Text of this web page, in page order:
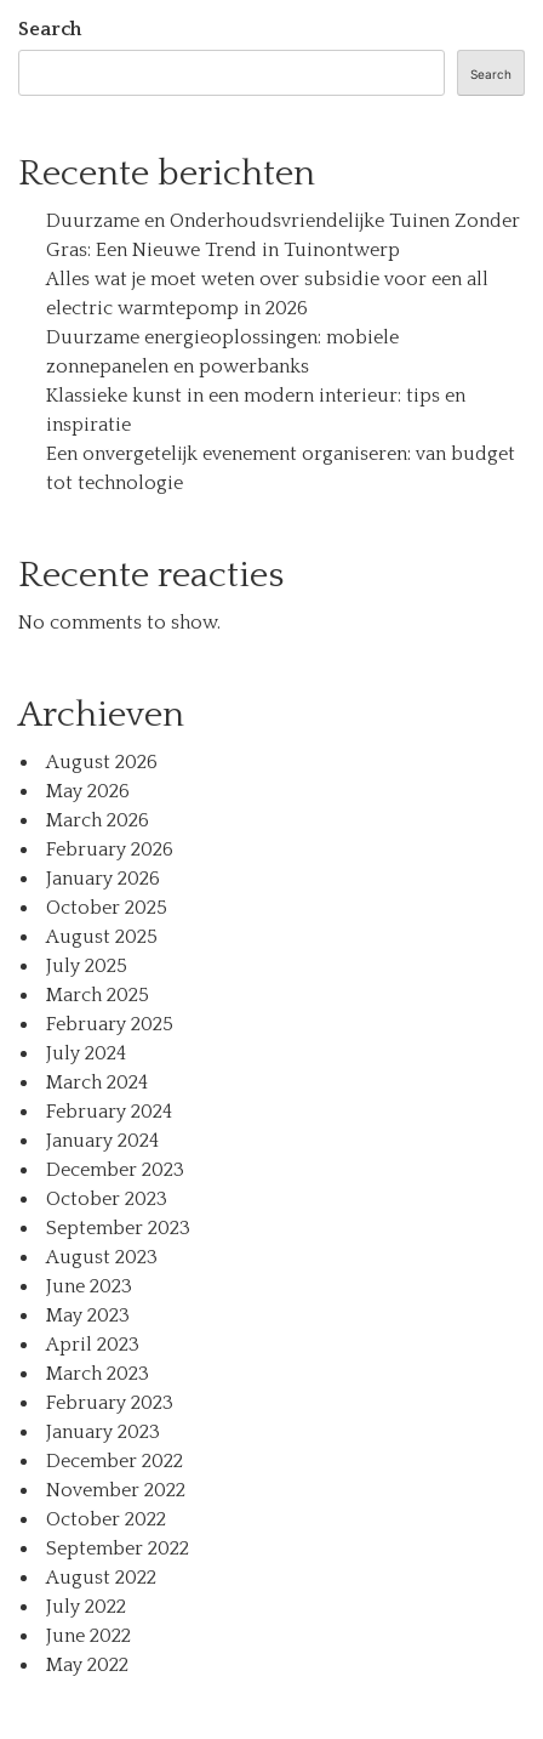
Search
Search
Recente berichten
Duurzame en Onderhoudsvriendelijke Tuinen Zonder
Gras: Een Nieuwe Trend in Tuinontwerp
Alles wat je moet weten over subsidie voor een all
electric warmtepomp in 2026
Duurzame energieoplossingen: mobiele
zonnepanelen en powerbanks
Klassieke kunst in een modern interieur: tips en
inspiratie
Een onvergetelijk evenement organiseren: van budget
tot technologie
Recente reacties
No comments to show.
Archieven
August 2026
May 2026
March 2026
February 2026
January 2026
October 2025
August 2025
July 2025
March 2025
February 2025
July 2024
March 2024
February 2024
January 2024
December 2023
October 2023
September 2023
August 2023
June 2023
May 2023
April 2023
March 2023
February 2023
January 2023
December 2022
November 2022
October 2022
September 2022
August 2022
July 2022
June 2022
May 2022